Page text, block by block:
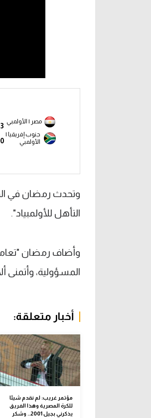
3
مصر | الأولمبي
0
جنوب إفريقيا |
الأولمبي
التأهل للأولمبياد".
وأضاف رمضان
المسؤولية، وأتمنى
أخبار متعلقة:
مؤتمر غريب: لم نقدم شيئا
للكرة المصرية وهذا الفريق
يذكرني بجيل 2001.. وشكر